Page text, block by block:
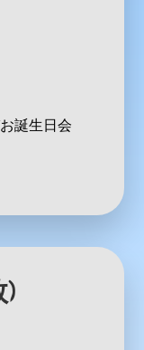
誕生日会